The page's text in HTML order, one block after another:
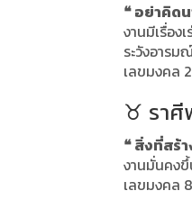
❝ อย่าคิด
งานมีเรื่อง
ระวังอารม
เลขมงคล
♉ รา
❝ สิ่งที่สร้
งานมั่นคงขึ้
เลขมงคล